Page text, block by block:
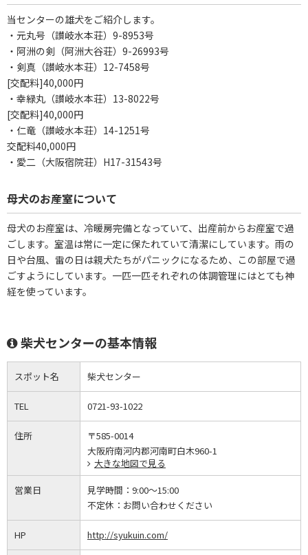
当センターの雄犬をご紹介します。
・元丸号（讃岐水本荘）9-8953号
・阿洲の剣（阿洲大谷荘）9-26993号
・剣真（讃岐水本荘）12-7458号
[交配料]40,000円
・幸緑丸（讃岐水本荘）13-8022号
[交配料]40,000円
・仁竜（讃岐水本荘）14-1251号
交配料40,000円
・愛二（大阪宿院荘）H17-31543号
母犬のお産室について
母犬のお産室は、冷暖房完備となっていて、出産前からお産室で過
ごします。室温は常に一定に保たれていて清潔にしています。雨の
日や台風、雷の日は親犬たちがパニックになるため、この部屋で過
ごすようにしています。一匹一匹それぞれの体調管理にはとても神
経を使っています。
柴犬センターの基本情報
スポット名 柴犬センター
TEL 0721-93-1022
住所
〒585-0014
大阪府南河内郡河南町白木960-1
大きな地図で見る
営業日 見学時間： 9:00～15:00
不定休： お問い合わせください
HP http://syukuin.com/